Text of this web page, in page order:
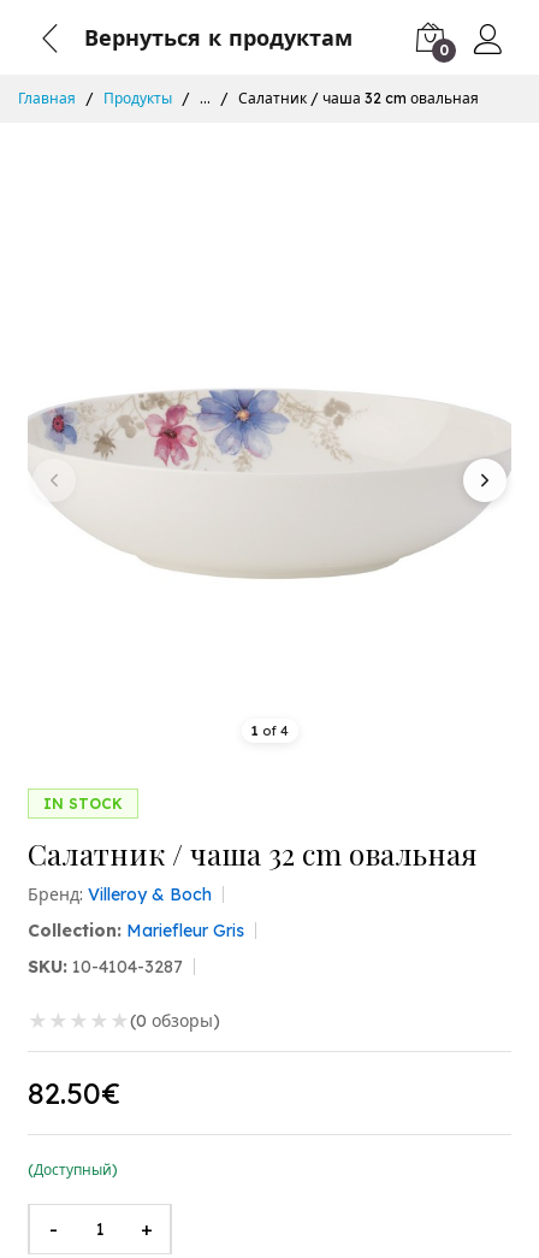
Вернуться к продуктам 0
Главная Продукты ... Салатник / чаша 32 cm овальная
1 of 4
IN STOCK
Салатник / чаша 32 cm овальная
Бренд: Villeroy & Boch
Collection: Mariefleur Gris
SKU: 10-4104-3287
★ ★ ★ ★ ★(0 обзоры)
82.50€
(Доступный)
- +